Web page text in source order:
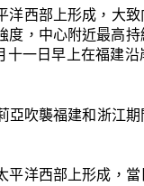
洋西部上形成，大
度，中心附近最高
一日早上在福建沿
吹襲福建和浙江
平洋西部上形成，